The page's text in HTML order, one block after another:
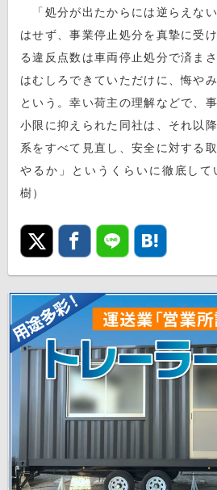
「処分が出たからには逆らえな
はせず、事業停止処分を真摯に受
る違反点数は車両停止処分で済ま
はむしろできていただけに、悔や
という。幸い荷主の理解などで、
小限に抑えられた同社は、それ以
系をすべて見直し、安全に対する
やるか」というくらいに徹底して
樹）